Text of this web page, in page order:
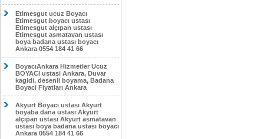
Etimesgut ucuz Boyacı
Etimesgut boyacı ustası
Etimesgut alçıpan ustası
Etimesgut asmatavan ustası
boya badana ustası boyacı
Ankara 0554 184 41 66
BoyacıAnkara Hizmetler Ucuz
BOYACI ustasi Ankara, Duvar
kagidi, desenli boyama, Badana
Boyaci Fiyatları Ankara
Akyurt Boyacı ustası Akyurt
boyaba dana ustası Akyurt
alçıpan ustası Akyurt asmatavan
ustası boya badana ustası boyacı
Ankara 0554 184 41 66